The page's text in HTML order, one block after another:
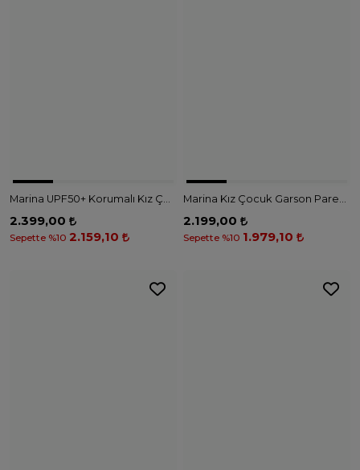
Marina UPF50+ Korumalı Kız Çocuk Mayo - C2505 - MAVİ
2.399,00
Sepette %10 2.159,10
Marina Kız Çocuk Garson Pareo - GP2503 - PUDRA
2.199,00
Sepette %10 1.979,10